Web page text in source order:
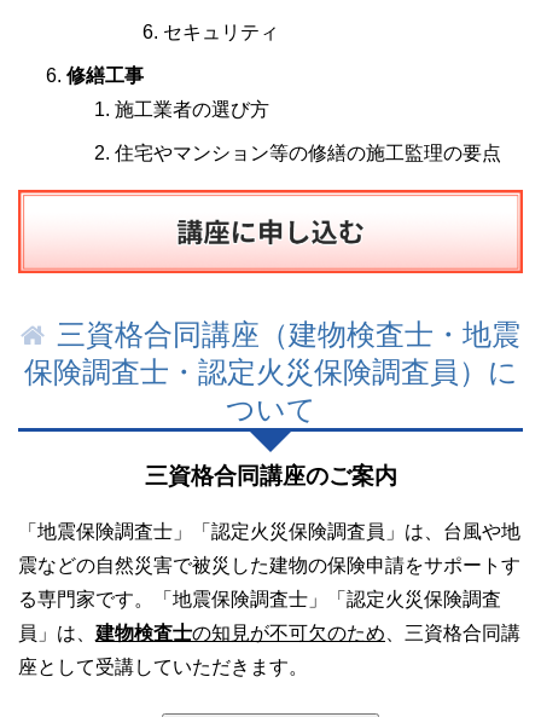
セキュリティ
修繕工事
施工業者の選び方
住宅やマンション等の修繕の施工監理の要点
三資格合同講座（建物検査士・地震
保険調査士・認定火災保険調査員）に
ついて
三資格合同講座のご案内
「地震保険調査士」「認定火災保険調査員」は、台風や地
震などの自然災害で被災した建物の保険申請をサポートす
る専門家です。「地震保険調査士」「認定火災保険調査
員」は、 建物検査士の知見が不可欠のため、三資格合同講
座として受講していただきます。